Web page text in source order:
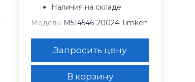
Наличия на складе
Модель: M514546-20024 Timken
Запросить цену
В корзину